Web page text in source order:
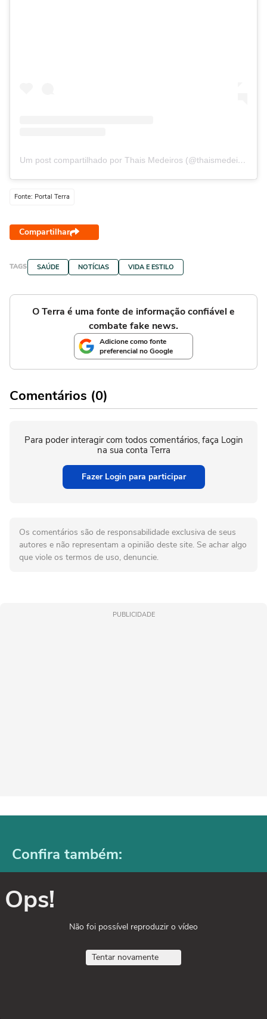
Um post compartilhado por Thais Medeiros (@thaismedeiiros_)
Fonte: Portal Terra
Compartilhar
TAGS SAÚDE NOTÍCIAS VIDA E ESTILO
O Terra é uma fonte de informação confiável e
combate fake news.
Adicione como fonte
preferencial no Google
Comentários (0)
Para poder interagir com todos comentários, faça Login
na sua conta Terra
Fazer Login para participar
Os comentários são de responsabilidade exclusiva de seus
autores e não representam a opinião deste site. Se achar algo
que viole os termos de uso, denuncie.
PUBLICIDADE
Confira também:
Ops!
Não foi possível reproduzir o vídeo
Tentar novamente